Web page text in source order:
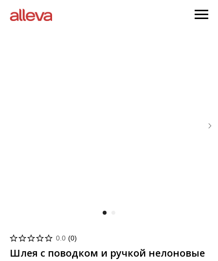
0.0 (0)
Шлея с поводком и ручкой нелоновые